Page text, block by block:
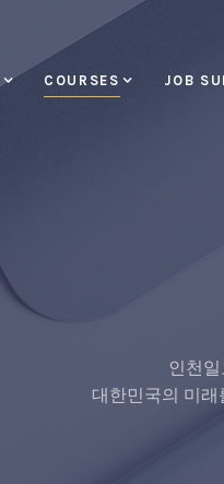
COURSES JOB
인천
대한민국의 미